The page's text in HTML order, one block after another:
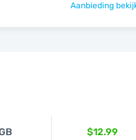
Aanbieding
$12.99